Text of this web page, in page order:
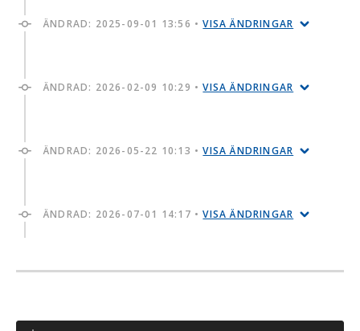
ÄNDRAD: 2025-09-01 13:56 •VISA ÄNDRINGAR
ÄNDRAD: 2026-02-09 10:29 •VISA ÄNDRINGAR
ÄNDRAD: 2026-05-22 10:13 •VISA ÄNDRINGAR
ÄNDRAD: 2026-07-01 14:17 •VISA ÄNDRINGAR